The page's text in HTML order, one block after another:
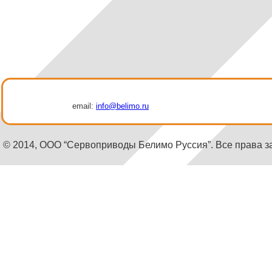
email: info@belimo.ru
© 2014, ООО “Сервоприводы Белимо Руссия”. Все права